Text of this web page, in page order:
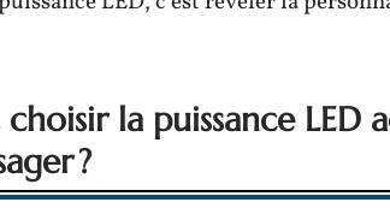
la puissance LED
?